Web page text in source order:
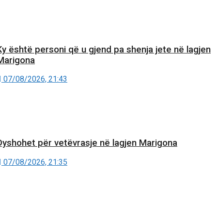
është personi që u gjend pa shenja jete në lagjen
07/08/2026, 21:43
për vetëvrasje në lagjen Marigona
07/08/2026, 21:35